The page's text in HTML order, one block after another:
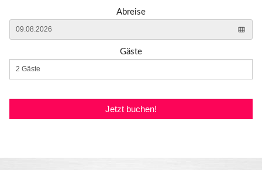
Abreise
Gäste
Jetzt buchen!